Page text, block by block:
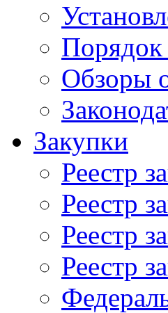
Порядок
Обзоры
Закупки
Реестр
Реестр
Реестр
Реестр